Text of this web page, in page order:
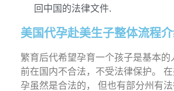
回中国的法律文件.
美国代孕赴美生子整体流程介
繁育后代希望孕育一个孩子是基本的
前在国内不合法，不受法律保护。
孕虽然是合法的， 但也有部分州有